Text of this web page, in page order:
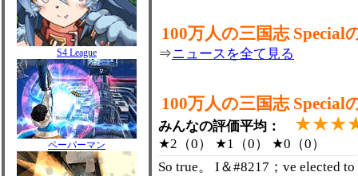
S4 League
ペーパーマン
100万人の三国志
⇒ニュースを全て見る
100万人の三国志 Special
みんなの評価平均：
★2（0） ★1（0） ★0（0）
So true。 I＆#8217；ve elected